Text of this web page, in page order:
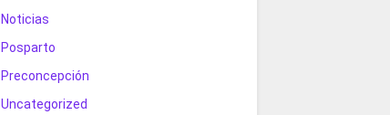
Noticias
Posparto
Preconcepción
Uncategorized